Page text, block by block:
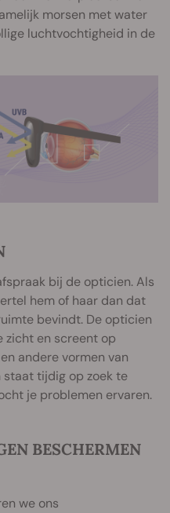
morsen met water
luchtvochtigheid in de
bij de opticien. Als
hem of haar dan dat
bevindt. De opticien
zicht en screent op
andere vormen van
staat tijdig op zoek te
je problemen ervaren.
BESCHERMEN
we ons